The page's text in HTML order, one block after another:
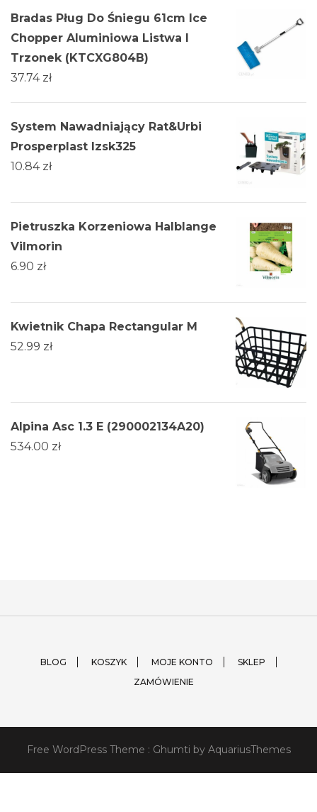
Bradas Pług Do Śniegu 61cm Ice
Chopper Aluminiowa Listwa I
Trzonek (KTCXG804B)
37.74 zł
System Nawadniający Rat&Urbi
Prosperplast Izsk325
10.84 zł
Pietruszka Korzeniowa Halblange
Vilmorin
6.90 zł
Kwietnik Chapa Rectangular M
52.99 zł
Alpina Asc 1.3 E (290002134A20)
534.00 zł
BLOG KOSZYK MOJE KONTO
SKLEP
ZAMÓWIENIE
Free WordPress Theme : Ghumti by AquariusThemes